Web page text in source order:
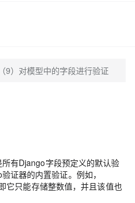
9）对模型中的字段进行验证
有Django字段预定义的默认验
证器的内置验证。 例如，
它只能存储整数值，并且该值也